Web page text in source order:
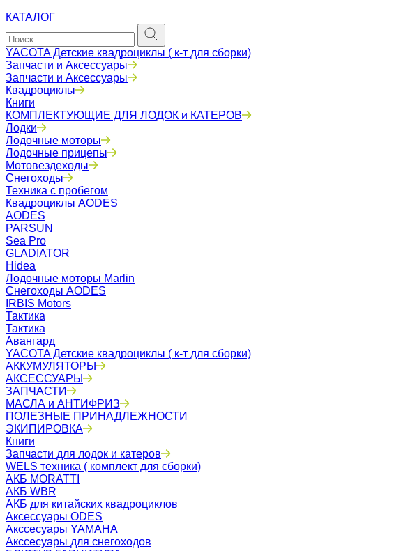
КАТАЛОГ
YACOTA Детские квадроциклы ( к-т для сборки)
Запчасти и Аксессуары
Запчасти и Аксессуары
Квадроциклы
Книги
КОМПЛЕКТУЮЩИЕ ДЛЯ ЛОДОК и КАТЕРОВ
Лодки
Лодочные моторы
Лодочные прицепы
Мотовездеходы
Снегоходы
Техника с пробегом
Квадроциклы AODES
AODES
PARSUN
Sea Pro
GLADIATOR
Hidea
Лодочные моторы Marlin
Снегоходы AODES
IRBIS Motors
Тактика
Тактика
Авангард
YACOTA Детские квадроциклы ( к-т для сборки)
АККУМУЛЯТОРЫ
АКСЕССУАРЫ
ЗАПЧАСТИ
МАСЛА и АНТИФРИЗ
ПОЛЕЗНЫЕ ПРИНАДЛЕЖНОСТИ
ЭКИПИРОВКА
Книги
Запчасти для лодок и катеров
WELS техника ( комплект для сборки)
АКБ MORATTI
АКБ WBR
АКБ для китайских квадроциклов
Аксессуары ODES
Акссесуары YAMAHA
Акссесуары для снегоходов